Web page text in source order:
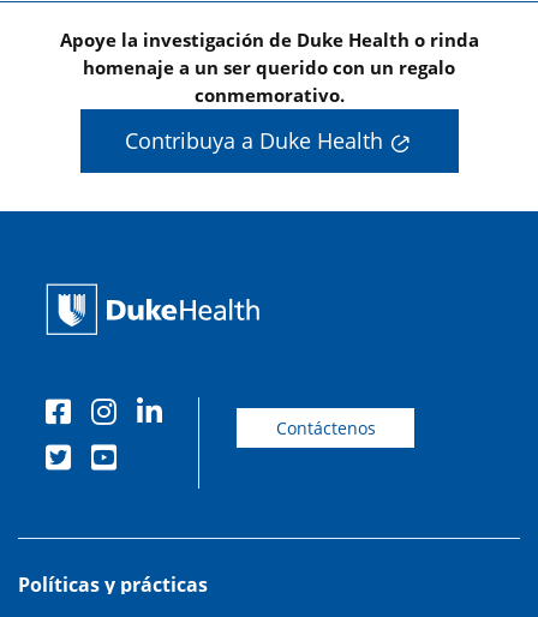
Apoye la investigación de Duke Health o rinda
homenaje a un ser querido con un regalo
conmemorativo.
Contribuya a Duke Health
Contáctenos
Políticas y prácticas